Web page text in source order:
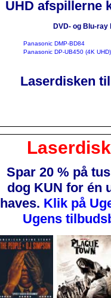
UHD afspillerne
DVD- og Blu-ray
Panasonic DMP-BD84
Panasonic DP-UB450 (4K UHD)
Laserdisken
Spar 20 % på
dog KUN for én
haves. Klik på
Ugens